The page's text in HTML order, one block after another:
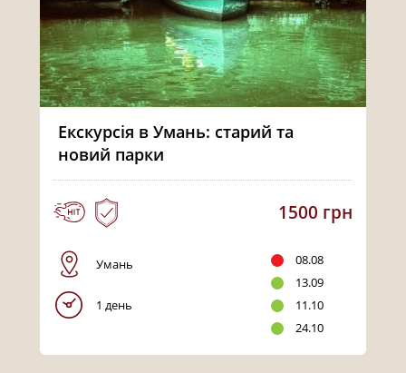
Екскурсія в Умань: старий та
новий парки
1500 грн
Умань
1 день
08.08
13.09
11.10
24.10